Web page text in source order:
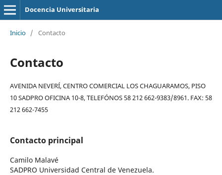
Docencia Universitaria
Inicio / Contacto
Contacto
AVENIDA NEVERÍ, CENTRO COMERCIAL LOS CHAGUARAMOS, PISO
10 SADPRO OFICINA 10-8, TELEFÓNOS 58 212 662-9383/8961. FAX: 58
212 662-7455
Contacto principal
Camilo Malavé
SADPRO Universidad Central de Venezuela.